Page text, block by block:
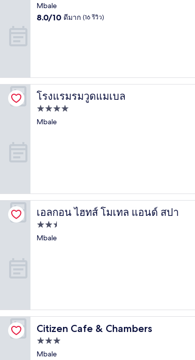
2.5
ดาว
Mbale
8.0
8.0/10 ดีมาก (16 รีวิว)
โรงแรมรมวูดแมเบล
โรงแรมรมวูดแมเบล
ที่พัก
4.0
Mbale
เอลกอน ไฮทส์ โมเทล แอนด์ สปา
เอลกอน ไฮทส์ โมเทล แอนด์ สปา
ที่พัก
2.5
Mbale
Citizen Cafe & Chambers
Citizen Cafe & Chambers
ที่พัก
3.0
Mbale